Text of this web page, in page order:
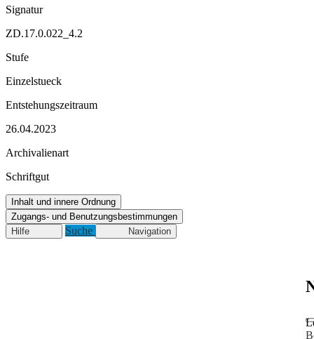
Signatur
ZD.17.0.022_4.2
Stufe
Einzelstueck
Entstehungszeitraum
26.04.2023
Archivalienart
Schriftgut
Inhalt und innere Ordnung
Zugangs- und Benutzungsbestimmungen
Hilfe
Suche Navigation